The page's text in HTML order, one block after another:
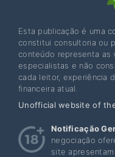
Esta publicação é uma
constitui consultoria ou
conteúdo representa as
especialistas e não
cada leitor, experiência
financeira atual.
Unofficial website of
Notificação
negociação
site